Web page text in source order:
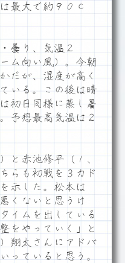
最大で約９０ｃ
曇り、気温２
ム向い風）。今朝
だが、湿度が高く
いる。この後は晴
初日同様に蒸し暑
予想最高気温は２
と赤池修平（１、
らも初戦を３カド
示した。松本は
くないと思うけ
イムを出している
をやっていく」と
翔太さんにアドバ
っていると思う。